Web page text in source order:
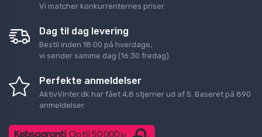
Vi matcher konkurrenternes priser.
Dag til dag levering
Bestil inden 18:00 på hverdage,
vi sender samme dag (16:30 fredag).
Perfekte anmeldelser
AktivVinter.dk har fået 4,8 stjerner ud af 5 . Baseret på 890
anmeldelser.